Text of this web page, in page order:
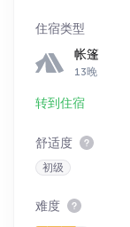
住宿类型
帐篷
13晚
转到住宿
舒适度
初级
难度